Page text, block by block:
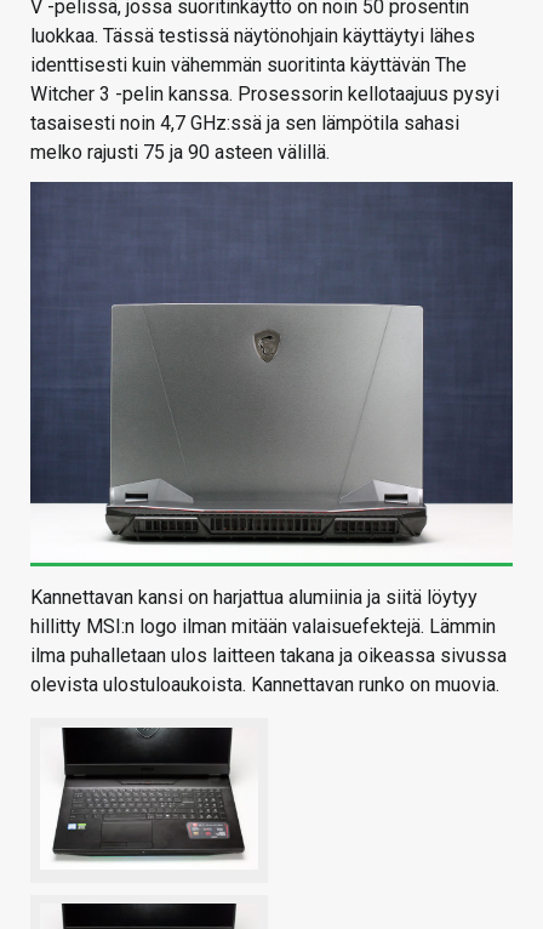
V -pelissä, jossa suoritinkäyttö on noin 50 prosentin
luokkaa. Tässä testissä näytönohjain käyttäytyi lähes
identtisesti kuin vähemmän suoritinta käyttävän The
Witcher 3 -pelin kanssa. Prosessorin kellotaajuus pysyi
tasaisesti noin 4,7 GHz:ssä ja sen lämpötila sahasi
melko rajusti 75 ja 90 asteen välillä.
Kannettavan kansi on harjattua alumiinia ja siitä löytyy
hillitty MSI:n logo ilman mitään valaisuefektejä. Lämmin
ilma puhalletaan ulos laitteen takana ja oikeassa sivussa
olevista ulostuloaukoista. Kannettavan runko on muovia.